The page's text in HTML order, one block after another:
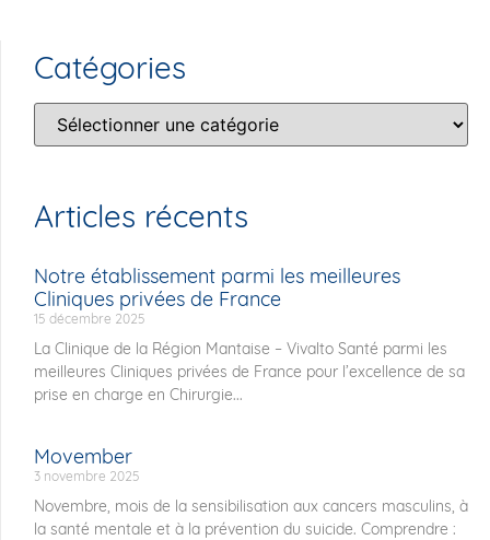
Catégories
Articles récents
Notre établissement parmi les meilleures
Cliniques privées de France
15 décembre 2025
La Clinique de la Région Mantaise – Vivalto Santé parmi les
meilleures Cliniques privées de France pour l’excellence de sa
prise en charge en Chirurgie...
Movember
3 novembre 2025
Novembre, mois de la sensibilisation aux cancers masculins, à
la santé mentale et à la prévention du suicide. Comprendre :